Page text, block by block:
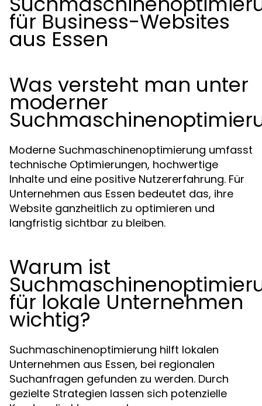
für Business-Websites
aus Essen
Was versteht man unter
moderner
Moderne Suchmaschinenoptimierung umfasst
technische Optimierungen, hochwertige
Inhalte und eine positive Nutzererfahrung. Für
Unternehmen aus Essen bedeutet das, ihre
Website ganzheitlich zu optimieren und
langfristig sichtbar zu bleiben.
Warum ist
für lokale Unternehmen
wichtig?
Suchmaschinenoptimierung hilft lokalen
Unternehmen aus Essen, bei regionalen
Suchanfragen gefunden zu werden. Durch
gezielte Strategien lassen sich potenzielle